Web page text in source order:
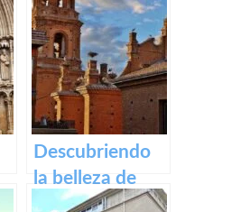
Ventrosa de La
Rioja
Descubriendo
la belleza de
Alfaro: un